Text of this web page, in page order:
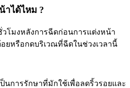
าได้ไหม ?
วโมงหลังการฉีดก่อนการแต่งหน้า
ยหรือกดบริเวณที่ฉีดในช่วงเวลานี้
นการรักษาที่มักใช้เพื่อลดริ้วรอยและ